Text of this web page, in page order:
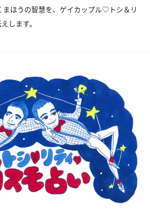
まほうの智慧を、ゲイカップル♡トシ＆リ
します。